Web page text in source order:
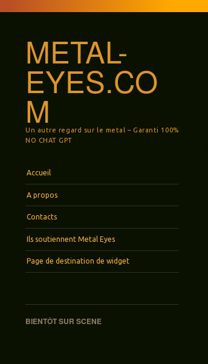
METAL-
EYES.CO
M
Un autre regard sur le metal – Garanti 100%
NO CHAT GPT
Aller au contenu principal
Accueil
A propos
Contacts
Ils soutiennent Metal Eyes
Page de destination de widget
BIENTÔT SUR SCENE